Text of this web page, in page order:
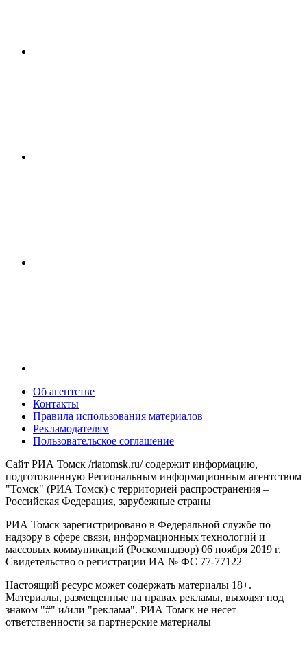
Об агентстве
Контакты
Правила использования материалов
Рекламодателям
Пользовательское соглашение
Сайт РИА Томск /riatomsk.ru/ содержит информацию,
подготовленную Региональным информационным агентством
"Томск" (РИА Томск) с территорией распространения –
Российская Федерация, зарубежные страны
РИА Томск зарегистрировано в Федеральной службе по
надзору в сфере связи, информационных технологий и
массовых коммуникаций (Роскомнадзор) 06 ноября 2019 г.
Свидетельство о регистрации ИА № ФС 77-77122
Настоящий ресурс может содержать материалы 18+.
Материалы, размещенные на правах рекламы, выходят под
знаком "#" и/или "реклама". РИА Томск не несет
ответственности за партнерские материалы